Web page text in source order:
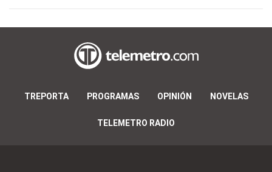
TREPORTA PROGRAMAS OPINIÓN NOVELAS
TELEMETRO RADIO